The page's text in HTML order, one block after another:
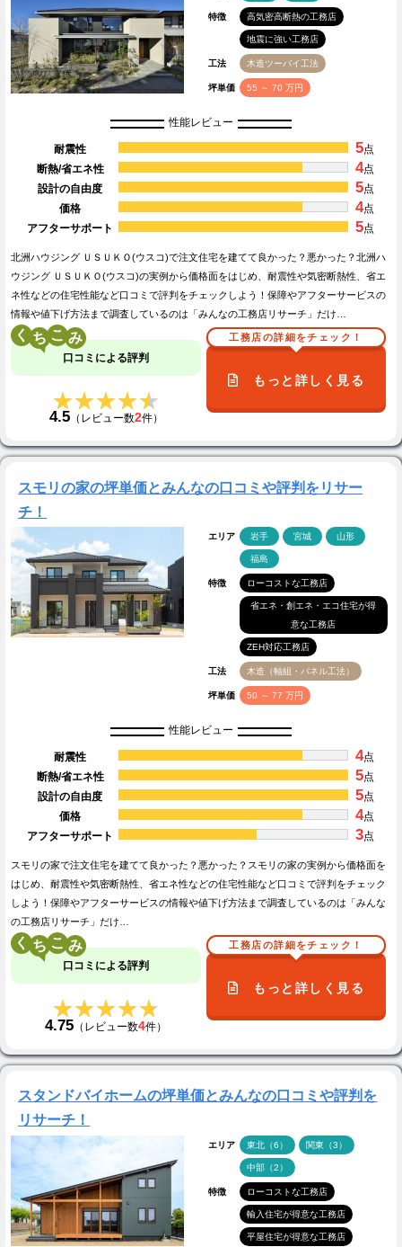
特徴 高気密高断熱の工務店
地震に強い工務店
工法 木造ツーバイ工法
坪単価 55 ～ 70 万円
性能レビュー
耐震性 5点
断熱/省エネ性
4点
設計の自由度
5点
価格
4点
アフターサポート
5点
北洲ハウジング ＵＳＵＫＯ(ウスコ)で注文住宅を建てて良かった？悪かった？北洲ハ
ウジング ＵＳＵＫＯ(ウスコ)の実例から価格面をはじめ、耐震性や気密断熱性、省エ
ネ性などの住宅性能など口コミで評判をチェックしよう！保障やアフターサービスの
情報や値下げ方法まで調査しているのは「みんなの工務店リサーチ」だけ…
く こ
口コミによる評判
★★★★★
★★★★★
4.5（レビュー数2件）
工務店の詳細をチェック！
もっと詳しく見る
スモリの家の坪単価とみんなの口コミや評判をリサー
チ！
エリア 岩手 宮城 山形
福島
特徴 ローコストな工務店
省エネ・創エネ・エコ住宅が得
意な工務店
ZEH対応工務店
工法 木造（軸組・パネル工法）
坪単価 50 ～ 77 万円
性能レビュー
耐震性 4点
断熱/省エネ性
5点
設計の自由度
5点
価格
4点
アフターサポート
3点
スモリの家で注文住宅を建てて良かった？悪かった？スモリの家の実例から価格面を
はじめ、耐震性や気密断熱性、省エネ性などの住宅性能など口コミで評判をチェック
しよう！保障やアフターサービスの情報や値下げ方法まで調査しているのは「みんな
の工務店リサーチ」だけ…
く こ
口コミによる評判
★★★★★
★★★★★
4.75 （レビュー数4件）
工務店の詳細をチェック！
もっと詳しく見る
スタンドバイホームの坪単価とみんなの口コミや評判を
リサーチ！
エリア 東北（6） 関東（3）
中部（2）
特徴 ローコストな工務店
輸入住宅が得意な工務店
平屋住宅が得意な工務店